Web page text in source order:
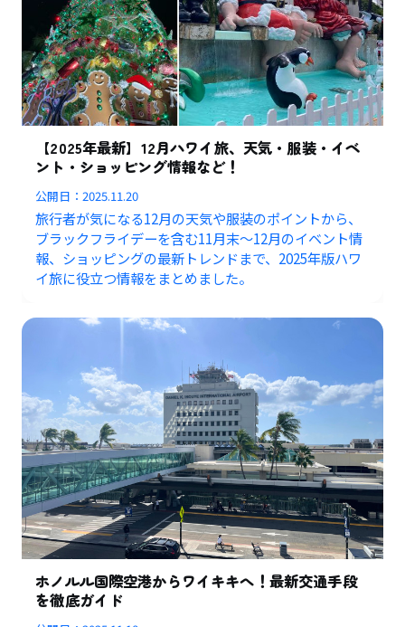
【2025年最新】12月ハワイ旅、天気・服装・イベ
ント・ショッピング情報など！
公開日：2025.11.20
旅行者が気になる12月の天気や服装のポイントから、
ブラックフライデーを含む11月末〜12月のイベント情
報、ショッピングの最新トレンドまで、2025年版ハワ
イ旅に役立つ情報をまとめました。
ホノルル国際空港からワイキキへ！最新交通手段
を徹底ガイド